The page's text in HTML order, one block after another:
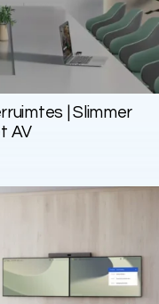
| Slimmer
AV